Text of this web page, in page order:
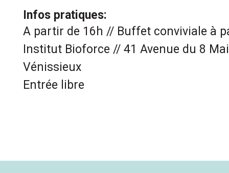
Infos pratiques:
A partir de 16h // Buffet conviviale à
Institut Bioforce // 41 Avenue du 8
Vénissieux
Entrée libre